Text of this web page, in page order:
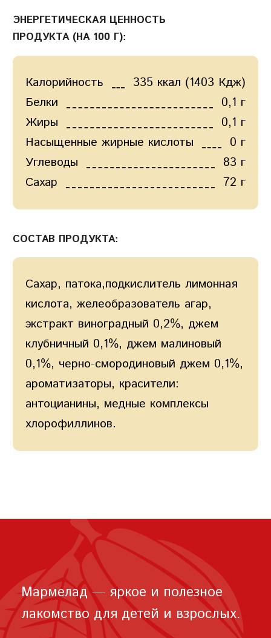
ЭНЕРГЕТИЧЕСКАЯ ЦЕННОСТЬ
ПРОДУКТА (НА 100 Г):
Калорийность
335 ккал (1403 Кдж)
Белки
0,1 г
Жиры
0,1 г
Насыщенные жирные кислоты
0 г
Углеводы
83 г
Сахар
72 г
СОСТАВ ПРОДУКТА:
Сахар, патока,подкислитель лимонная
кислота, желеобразователь агар,
экстракт виноградный 0,2%, джем
клубничный 0,1%, джем малиновый
0,1%, черно-смородиновый джем 0,1%,
ароматизаторы, красители:
антоцианины, медные комплексы
хлорофиллинов.
Мармелад — яркое и полезное
лакомство для детей и взрослых.